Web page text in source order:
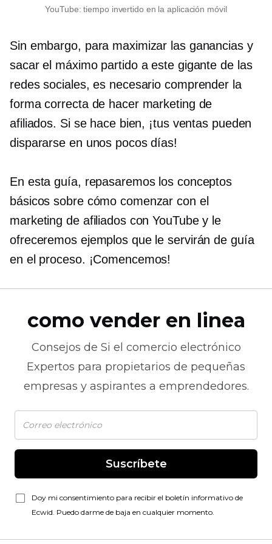
YouTube: tiempo invertido en la aplicación móvil
Sin embargo, para maximizar las ganancias y
sacar el máximo partido a este gigante de las
redes sociales, es necesario comprender la
forma correcta de hacer marketing de
afiliados. Si se hace bien, ¡tus ventas pueden
dispararse en unos pocos días!
En esta guía, repasaremos los conceptos
básicos sobre cómo comenzar con el
marketing de afiliados con YouTube y le
ofreceremos ejemplos que le servirán de guía
en el proceso. ¡Comencemos!
como vender en linea
Consejos de Si el comercio electrónico
Expertos para propietarios de pequeñas
empresas y aspirantes a emprendedores.
Suscríbete
Doy mi consentimiento para recibir el boletín informativo de
Ecwid. Puedo darme de baja en cualquier momento.